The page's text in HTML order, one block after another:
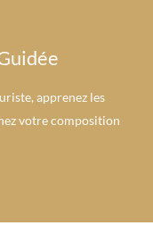
apprenez les
votre composition